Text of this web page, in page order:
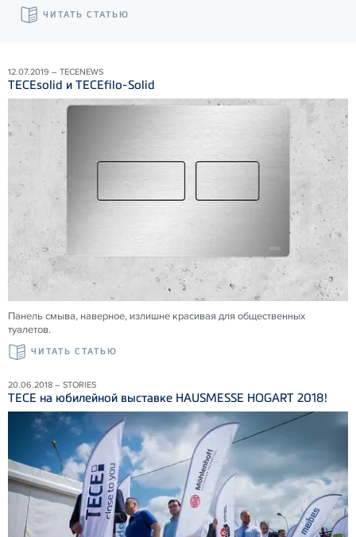
ЧИТАТЬ СТАТЬЮ
12.07.2019 – TECENEWS
TECEsolid и TECEfilo-Solid
Панель смыва, наверное, излишне красивая для общественных
туалетов.
ЧИТАТЬ СТАТЬЮ
20.06.2018 – STORIES
ТЕСЕ на юбилейной выставке HAUSMESSE HOGART 2018!